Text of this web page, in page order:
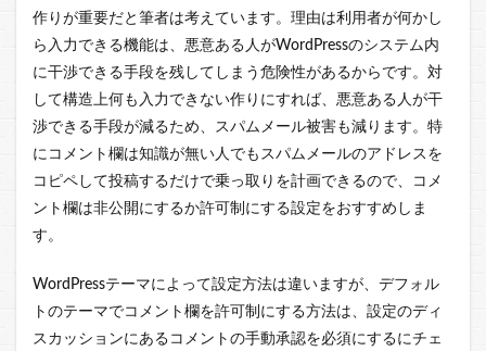
作りが重要だと筆者は考えています。理由は利用者が何かし
ら入力できる機能は、悪意ある人がWordPressのシステム内
に干渉できる手段を残してしまう危険性があるからです。対
して構造上何も入力できない作りにすれば、悪意ある人が干
渉できる手段が減るため、スパムメール被害も減ります。特
にコメント欄は知識が無い人でもスパムメールのアドレスを
コピペして投稿するだけで乗っ取りを計画できるので、コメ
ント欄は非公開にするか許可制にする設定をおすすめしま
す。
WordPressテーマによって設定方法は違いますが、デフォル
トのテーマでコメント欄を許可制にする方法は、設定のディ
スカッションにあるコメントの手動承認を必須にするにチェ